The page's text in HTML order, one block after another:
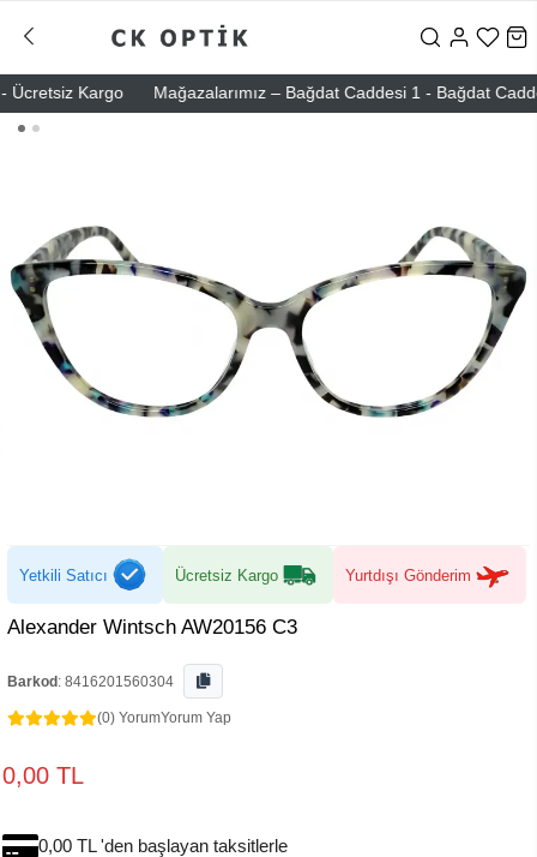
Kargo Mağazalarımız – Bağdat Caddesi 1 - Bağdat
Yetkili Satıcı Ücretsiz Kargo Yurtdışı Gönderim
Alexander Wintsch AW20156 C3
Barkod : 8416201560304
(0) YorumYorum Yap
0,00 TL
0,00 TL 'den başlayan taksitlerle